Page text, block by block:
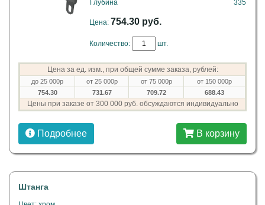
Глубина
335
Цена: 754.30 руб.
Количество: шт.
Цена за ед. изм., при общей сумме заказа, рублей:
до 25 000р от 25 000р от 75 000р
от 150 000р
754.30
731.67 709.72 688.43
Цены при заказе от 300 000 руб. обсуждаются индивидуально
Подробнее В корзину
Штанга